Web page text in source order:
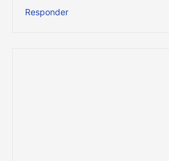
Responder